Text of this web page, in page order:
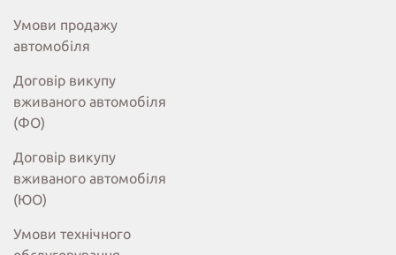
Умови продажу
автомобіля
Договір викупу
вживаного автомобіля
(ФО)
Договір викупу
вживаного автомобіля
(ЮО)
Умови технічного